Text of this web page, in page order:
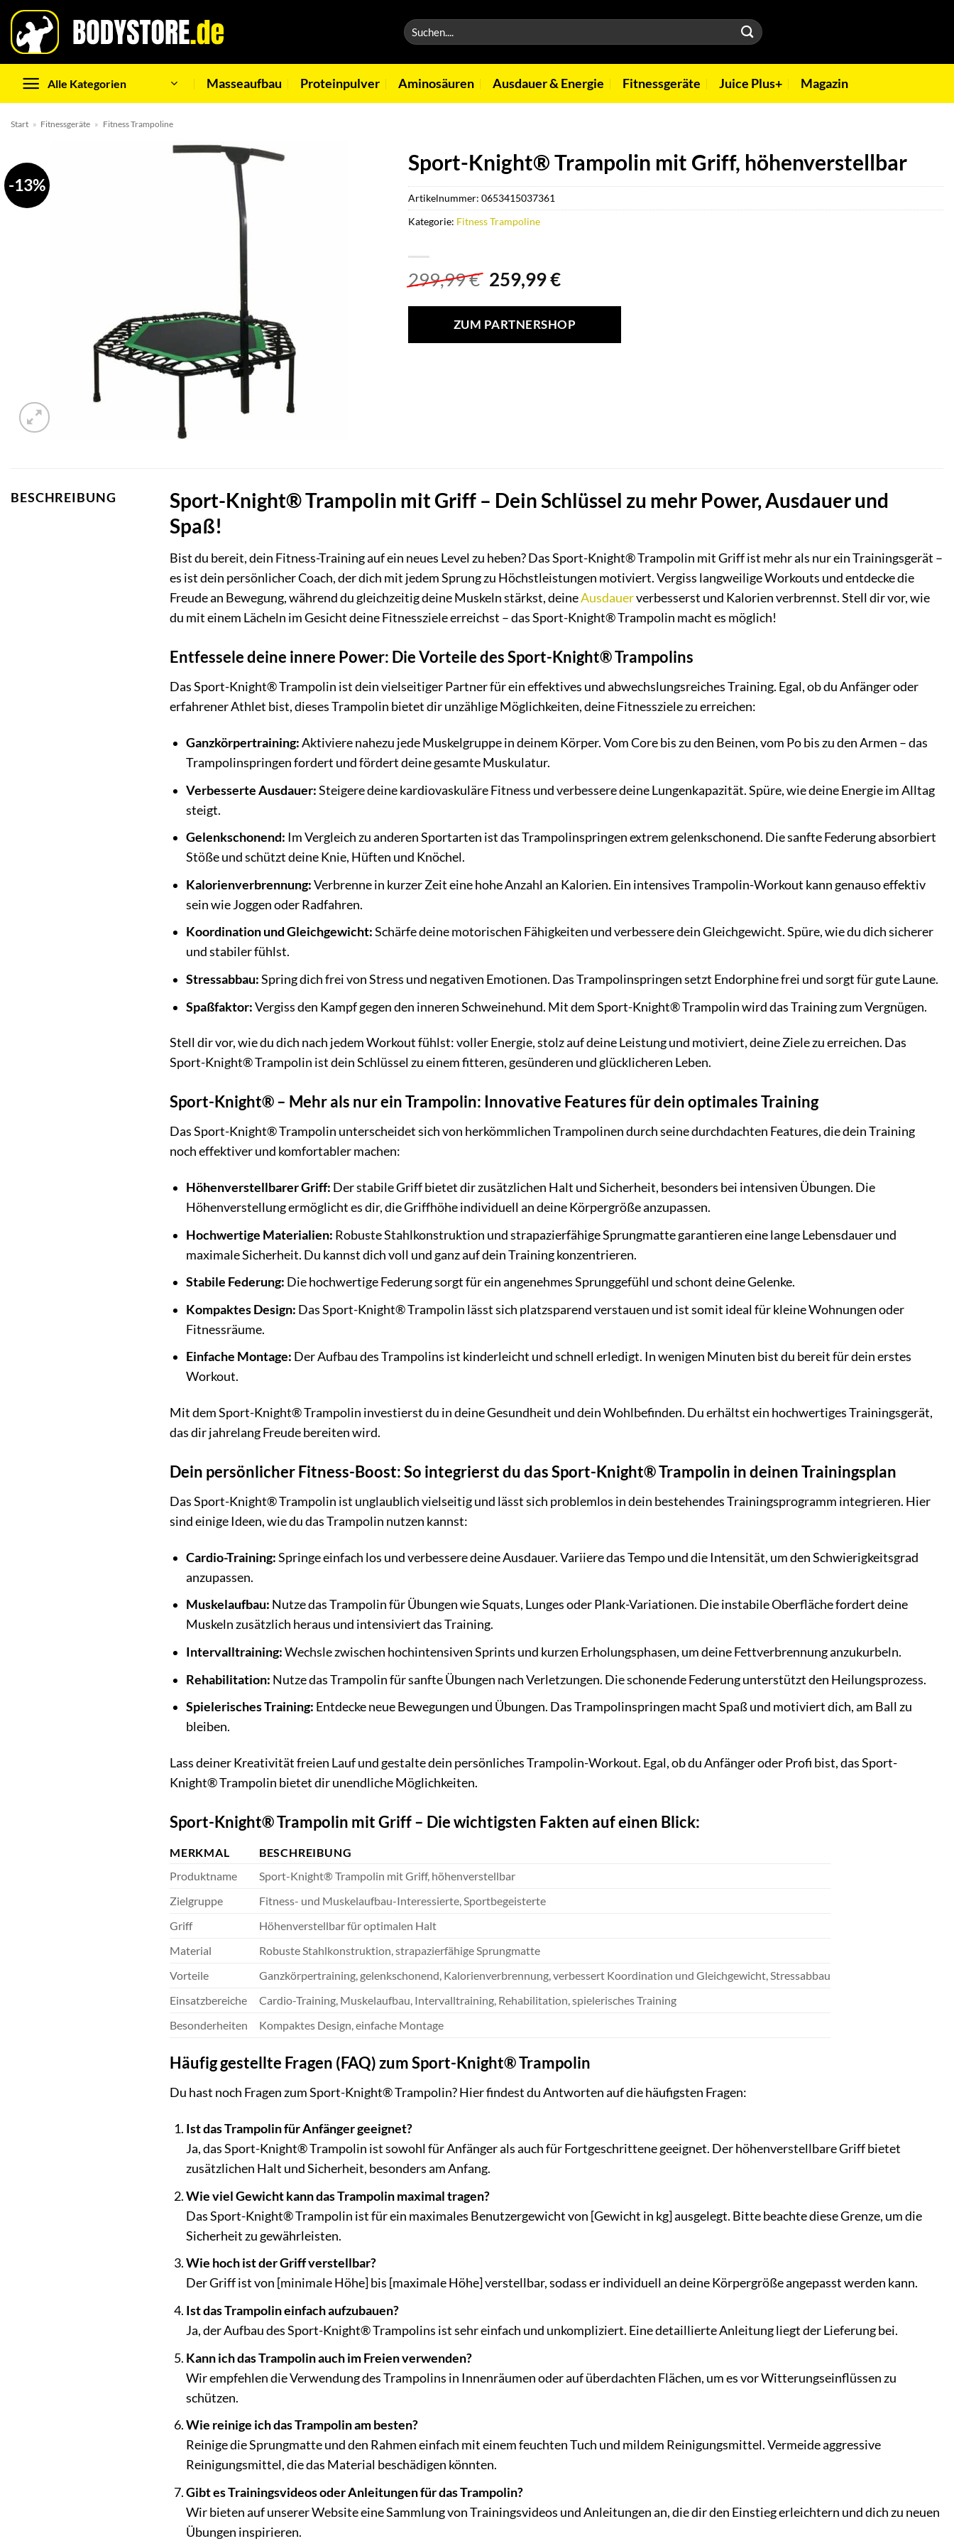
Zum
Inhalt
springen
Suchen
nach:
Alle Kategorien Masseaufbau Proteinpulver Aminosäuren Ausdauer & Energie Fitnessgeräte Juice Plus+ Magazin
Start » Fitnessgeräte » Fitness Trampoline
-13%
Sport-Knight® Trampolin mit Griff, höhenverstellbar
299,99€ Ursprünglicher
war:
299,99 €
259,99€Aktueller
ist:
259,99 €.
ZUM PARTNERSHOP
Artikelnummer: 0653415037361
Kategorie: Fitness Trampoline
BESCHREIBUNG
Sport-Knight® Trampolin mit Griff – Dein Schlüssel zu mehr Power, Ausdauer und
Spaß!
Bist du bereit, dein Fitness-Training auf ein neues Level zu heben? Das Sport-Knight® Trampolin mit Griff ist mehr als nur ein Trainingsgerät –
es ist dein persönlicher Coach, der dich mit jedem Sprung zu Höchstleistungen motiviert. Vergiss langweilige Workouts und entdecke die
Freude an Bewegung, während du gleichzeitig deine Muskeln stärkst, deineAusdauerverbesserst und Kalorien verbrennst. Stell dir vor, wie
du mit einem Lächeln im Gesicht deine Fitnessziele erreichst – das Sport-Knight® Trampolin macht es möglich!
Entfessele deine innere Power: Die Vorteile des Sport-Knight® Trampolins
Das Sport-Knight® Trampolin ist dein vielseitiger Partner für ein effektives und abwechslungsreiches Training. Egal, ob du Anfänger oder
erfahrener Athlet bist, dieses Trampolin bietet dir unzählige Möglichkeiten, deine Fitnessziele zu erreichen:
Ganzkörpertraining:Aktiviere nahezu jede Muskelgruppe in deinem Körper. Vom Core bis zu den Beinen, vom Po bis zu den Armen – das
Trampolinspringen fordert und fördert deine gesamte Muskulatur.
Verbesserte Ausdauer:Steigere deine kardiovaskuläre Fitness und verbessere deine Lungenkapazität. Spüre, wie deine Energie im Alltag
steigt.
Gelenkschonend: Im Vergleich zu anderen Sportarten ist das Trampolinspringen extrem gelenkschonend. Die sanfte Federung absorbiert
Stöße und schützt deine Knie, Hüften und Knöchel.
Kalorienverbrennung:Verbrenne in kurzer Zeit eine hohe Anzahl an Kalorien. Ein intensives Trampolin-Workout kann genauso effektiv
sein wie Joggen oder Radfahren.
Koordination und Gleichgewicht:Schärfe deine motorischen Fähigkeiten und verbessere dein Gleichgewicht. Spüre, wie du dich sicherer
und stabiler fühlst.
Stressabbau:Spring dich frei von Stress und negativen Emotionen. Das Trampolinspringen setzt Endorphine frei und sorgt für gute Laune.
Spaßfaktor:Vergiss den Kampf gegen den inneren Schweinehund. Mit dem Sport-Knight® Trampolin wird das Training zum Vergnügen.
Stell dir vor, wie du dich nach jedem Workout fühlst: voller Energie, stolz auf deine Leistung und motiviert, deine Ziele zu erreichen. Das
Sport-Knight® Trampolin ist dein Schlüssel zu einem fitteren, gesünderen und glücklicheren Leben.
Sport-Knight® – Mehr als nur ein Trampolin: Innovative Features für dein optimales Training
Das Sport-Knight® Trampolin unterscheidet sich von herkömmlichen Trampolinen durch seine durchdachten Features, die dein Training
noch effektiver und komfortabler machen:
Höhenverstellbarer Griff: Der stabile Griff bietet dir zusätzlichen Halt und Sicherheit, besonders bei intensiven Übungen. Die
Höhenverstellung ermöglicht es dir, die Griffhöhe individuell an deine Körpergröße anzupassen.
Hochwertige Materialien: Robuste Stahlkonstruktion und strapazierfähige Sprungmatte garantieren eine lange Lebensdauer und
maximale Sicherheit. Du kannst dich voll und ganz auf dein Training konzentrieren.
Stabile Federung: Die hochwertige Federung sorgt für ein angenehmes Sprunggefühl und schont deine Gelenke.
Kompaktes Design: Das Sport-Knight® Trampolin lässt sich platzsparend verstauen und ist somit ideal für kleine Wohnungen oder
Fitnessräume.
Einfache Montage: Der Aufbau des Trampolins ist kinderleicht und schnell erledigt. In wenigen Minuten bist du bereit für dein erstes
Workout.
Mit dem Sport-Knight® Trampolin investierst du in deine Gesundheit und dein Wohlbefinden. Du erhältst ein hochwertiges Trainingsgerät,
das dir jahrelang Freude bereiten wird.
Dein persönlicher Fitness-Boost: So integrierst du das Sport-Knight® Trampolin in deinen Trainingsplan
Das Sport-Knight® Trampolin ist unglaublich vielseitig und lässt sich problemlos in dein bestehendes Trainingsprogramm integrieren. Hier
sind einige Ideen, wie du das Trampolin nutzen kannst:
Cardio-Training:Springe einfach los und verbessere deine Ausdauer. Variiere das Tempo und die Intensität, um den Schwierigkeitsgrad
anzupassen.
Muskelaufbau: Nutze das Trampolin für Übungen wie Squats, Lunges oder Plank-Variationen. Die instabile Oberfläche fordert deine
Muskeln zusätzlich heraus und intensiviert das Training.
Intervalltraining:Wechsle zwischen hochintensiven Sprints und kurzen Erholungsphasen, um deine Fettverbrennung anzukurbeln.
Rehabilitation: Nutze das Trampolin für sanfte Übungen nach Verletzungen. Die schonende Federung unterstützt den Heilungsprozess.
Spielerisches Training: Entdecke neue Bewegungen und Übungen. Das Trampolinspringen macht Spaß und motiviert dich, am Ball zu
bleiben.
Lass deiner Kreativität freien Lauf und gestalte dein persönliches Trampolin-Workout. Egal, ob du Anfänger oder Profi bist, das Sport-
Knight® Trampolin bietet dir unendliche Möglichkeiten.
Sport-Knight® Trampolin mit Griff – Die wichtigsten Fakten auf einen Blick:
MERKMAL
BESCHREIBUNG
Produktname
Sport-Knight® Trampolin mit Griff, höhenverstellbar
Zielgruppe
Fitness- und Muskelaufbau-Interessierte, Sportbegeisterte
Griff
Höhenverstellbar für optimalen Halt
Material
Robuste Stahlkonstruktion, strapazierfähige Sprungmatte
Vorteile
Ganzkörpertraining, gelenkschonend, Kalorienverbrennung, verbessert Koordination und Gleichgewicht, Stressabbau
Einsatzbereiche
Cardio-Training, Muskelaufbau, Intervalltraining, Rehabilitation, spielerisches Training
Besonderheiten
Kompaktes Design, einfache Montage
Häufig gestellte Fragen (FAQ) zum Sport-Knight® Trampolin
Du hast noch Fragen zum Sport-Knight® Trampolin? Hier findest du Antworten auf die häufigsten Fragen:
Ist das Trampolin für Anfänger geeignet?
Ja, das Sport-Knight® Trampolin ist sowohl für Anfänger als auch für Fortgeschrittene geeignet. Der höhenverstellbare Griff bietet
zusätzlichen Halt und Sicherheit, besonders am Anfang.
Wie viel Gewicht kann das Trampolin maximal tragen?
Das Sport-Knight® Trampolin ist für ein maximales Benutzergewicht von [Gewicht in kg] ausgelegt. Bitte beachte diese Grenze, um die
Sicherheit zu gewährleisten.
Wie hoch ist der Griff verstellbar?
Der Griff ist von [minimale Höhe] bis [maximale Höhe] verstellbar, sodass er individuell an deine Körpergröße angepasst werden kann.
Ist das Trampolin einfach aufzubauen?
Ja, der Aufbau des Sport-Knight® Trampolins ist sehr einfach und unkompliziert. Eine detaillierte Anleitung liegt der Lieferung bei.
Kann ich das Trampolin auch im Freien verwenden?
Wir empfehlen die Verwendung des Trampolins in Innenräumen oder auf überdachten Flächen, um es vor Witterungseinflüssen zu
schützen.
Wie reinige ich das Trampolin am besten?
Reinige die Sprungmatte und den Rahmen einfach mit einem feuchten Tuch und mildem Reinigungsmittel. Vermeide aggressive
Reinigungsmittel, die das Material beschädigen könnten.
Gibt es Trainingsvideos oder Anleitungen für das Trampolin?
Wir bieten auf unserer Website eine Sammlung von Trainingsvideos und Anleitungen an, die dir den Einstieg erleichtern und dich zu neuen
Übungen inspirieren.